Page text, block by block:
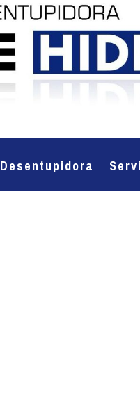
Desentupidora